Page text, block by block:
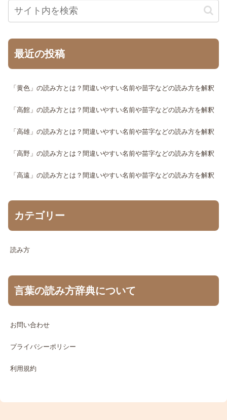
最近の投稿
「黄色」の読み方とは？間違いやすい名前や苗字などの読み方を解釈
「高館」の読み方とは？間違いやすい名前や苗字などの読み方を解釈
「高雄」の読み方とは？間違いやすい名前や苗字などの読み方を解釈
「高野」の読み方とは？間違いやすい名前や苗字などの読み方を解釈
「高遠」の読み方とは？間違いやすい名前や苗字などの読み方を解釈
カテゴリー
読み方
言葉の読み方辞典について
お問い合わせ
プライバシーポリシー
利用規約